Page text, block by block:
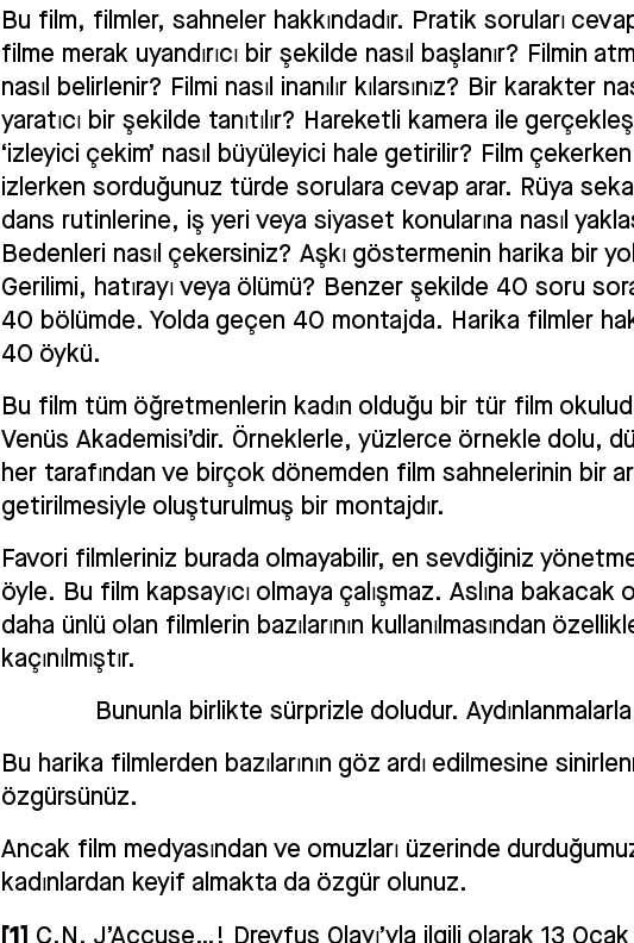
Bu film, filmler, sahneler hakkındadır. Pratik soruları
filme merak uyandırıcı bir şekilde nasıl başlanır? Filmin
nasıl belirlenir? Filmi nasıl inanılır kılarsınız? Bir karakter
yaratıcı bir şekilde tanıtılır? Hareketli kamera ile
‘izleyici çekim’ nasıl büyüleyici hale getirilir? Film
izlerken sorduğunuz türde sorulara cevap arar. Rüya
dans rutinlerine, iş yeri veya siyaset konularına nasıl
Bedenleri nasıl çekersiniz? Aşkı göstermenin harika bir
Gerilimi, hatırayı veya ölümü? Benzer şekilde 40 soru
40 bölümde. Yolda geçen 40 montajda. Harika filmler
40 öykü.
Bu film tüm öğretmenlerin kadın olduğu bir tür film
Venüs Akademisi’dir. Örneklerle, yüzlerce örnekle dolu,
her tarafından ve birçok dönemden film sahnelerinin bir
getirilmesiyle oluşturulmuş bir montajdır.
Favori filmleriniz burada olmayabilir, en sevdiğiniz
öyle. Bu film kapsayıcı olmaya çalışmaz. Aslına bakacak
daha ünlü olan filmlerin bazılarının kullanılmasından
kaçınılmıştır.
Bununla birlikte sürprizle doludur.
Bu harika filmlerden bazılarının göz ardı edilmesine
özgürsünüz.
Ancak film medyasından ve omuzları üzerinde
kadınlardan keyif almakta da özgür olunuz.
[1] Ç.N. J’Accuse…! Dreyfus Olayı’yla ilgili olarak 13